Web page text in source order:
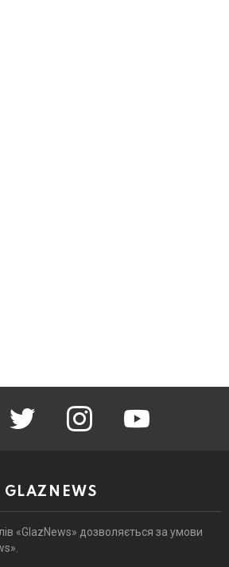
twitter instagram youtube
GLAZNEWS
«GlazNews» дозволяється за умови